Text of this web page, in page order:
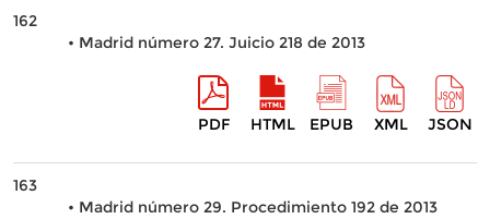
162
• Madrid número 27. Juicio 218 de 2013
PDF HTML EPUB XML JSON
163
• Madrid número 29. Procedimiento 192 de 2013